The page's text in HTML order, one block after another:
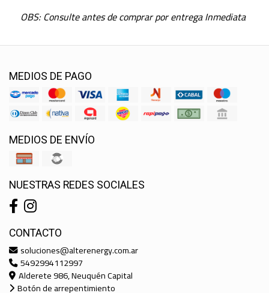
OBS: Consulte antes de comprar por entrega Inmediata
MEDIOS DE PAGO
MEDIOS DE ENVÍO
NUESTRAS REDES SOCIALES
CONTACTO
soluciones@alterenergy.com.ar
5492994112997
Alderete 986, Neuquén Capital
Botón de arrepentimiento